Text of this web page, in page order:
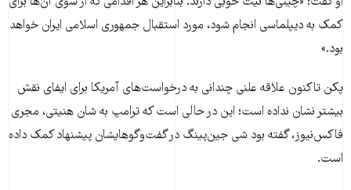
کمک به دیپلماسی انجام شود، مورد استقبال جمهوری اسلامی ایران خواهد
بود.»
پکن تاکنون علاقه علنی چندانی به درخواست‌های آمریکا برای ایفای نقش
بیشتر نشان نداده است؛ این در حالی است که ترامپ به شان هنیتی، مجری
فاکس‌نیوز، گفته بود شی جین‌پینگ در گفت‌وگوهایشان پیشنهاد کمک داده
است.